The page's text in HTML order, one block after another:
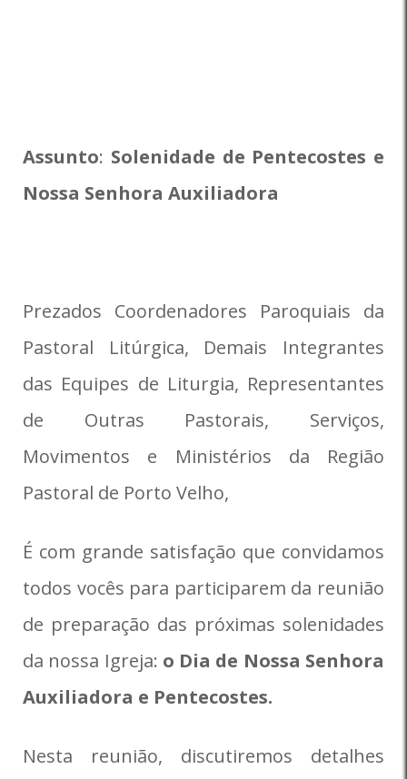
Assunto: Solenidade de Pentecostes e
Nossa Senhora Auxiliadora
Prezados Coordenadores Paroquiais da
Pastoral Litúrgica, Demais Integrantes
das Equipes de Liturgia, Representantes
de Outras Pastorais, Serviços,
Movimentos e Ministérios da Região
Pastoral de Porto Velho,
É com grande satisfação que convidamos
todos vocês para participarem da reunião
de preparação das próximas solenidades
da nossa Igreja: o Dia de Nossa Senhora
Auxiliadora e Pentecostes.
Nesta reunião, discutiremos detalhes